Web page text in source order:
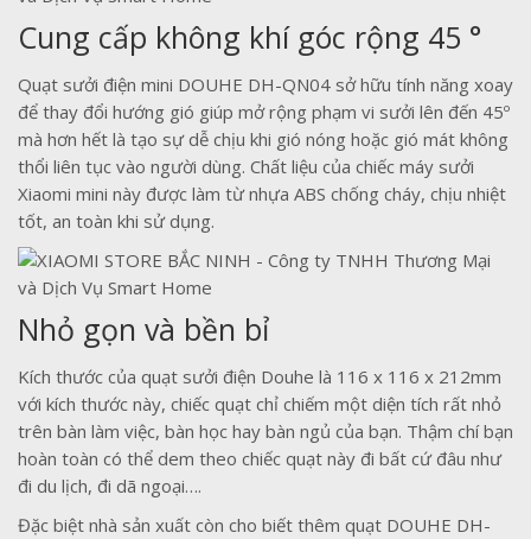
Cung cấp không khí góc rộng 45 °
Quạt sưởi điện mini DOUHE DH-QN04 sở hữu tính năng xoay
để thay đổi hướng gió giúp mở rộng phạm vi sưởi lên đến 45º
mà hơn hết là tạo sự dễ chịu khi gió nóng hoặc gió mát không
thổi liên tục vào người dùng. Chất liệu của chiếc máy sưởi
Xiaomi mini này được làm từ nhựa ABS chống cháy, chịu nhiệt
tốt, an toàn khi sử dụng.
Nhỏ gọn và bền bỉ
Kích thước của quạt sưởi điện Douhe là 116 x 116 x 212mm
với kích thước này, chiếc quạt chỉ chiếm một diện tích rất nhỏ
trên bàn làm việc, bàn học hay bàn ngủ của bạn. Thậm chí bạn
hoàn toàn có thể dem theo chiếc quạt này đi bất cứ đâu như
đi du lịch, đi dã ngoại….
Đặc biệt nhà sản xuất còn cho biết thêm quạt DOUHE DH-